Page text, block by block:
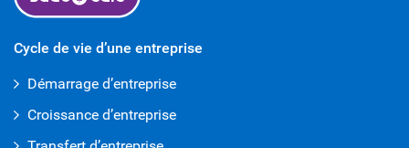
Cycle de vie d’une entreprise
Démarrage d’entreprise
Croissance d’entreprise